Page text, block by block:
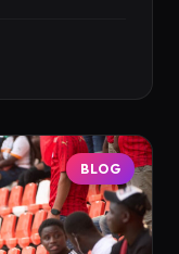
BLOG